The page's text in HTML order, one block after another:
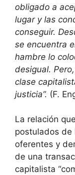
obligado a
lugar y las
conseguir.
se encuentra
hambre lo
desigual.
clase
justicia”. (F.
La relación
postulados de
oferentes y
de una
capitalista